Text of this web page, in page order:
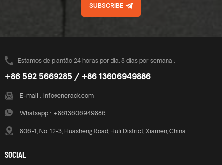
SUBSCRIBE
Estamos de plantão 24 horas por dia, 8 dias por semana :
+86 592 5669285 / +86 13606949886
E-mail : info@enerack.com
Whatsapp : +8613606949886
806-1, No. 12-3, Huasheng Road, Huli District, Xiamen, China
SOCIAL